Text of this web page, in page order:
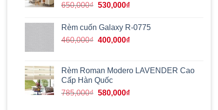
650,000₫ Giá
là:
650,000₫.
530,000₫Giá
tại
là:
Rèm cuốn Galaxy R-0775
460,000₫ Giá
460,000₫.
400,000₫Giá
là:
Rèm Roman Modero LAVENDER Cao
Cấp Hàn Quốc
785,000₫ Giá
580,000₫Giá